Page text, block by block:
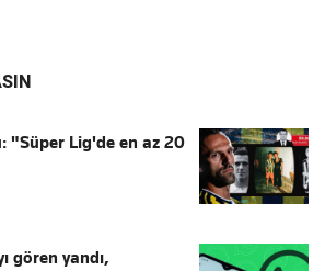
"Süper Lig'de en az 20
gören yandı,